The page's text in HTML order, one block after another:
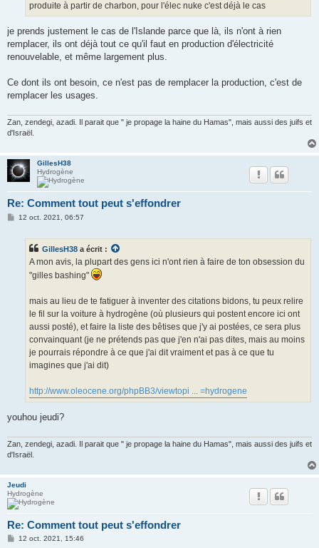
produite à partir de charbon, pour l'élec nuke c'est déjà le cas
je prends justement le cas de l'Islande parce que là, ils n'ont à rien
remplacer, ils ont déjà tout ce qu'il faut en production d'électricité
renouvelable, et même largement plus.
Ce dont ils ont besoin, ce n'est pas de remplacer la production, c'est de
remplacer les usages.
Zan, zendegi, azadi. Il parait que " je propage la haine du Hamas", mais aussi des juifs et
d'Israël.
GillesH38
Hydrogène
Re: Comment tout peut s'effondrer
M12 oct. 2021, 06:57
GillesH38 a écrit :
A mon avis, la plupart des gens ici n'ont rien à faire de ton obsession du
"gilles bashing"
mais au lieu de te fatiguer à inventer des citations bidons, tu peux relire
le fil sur la voiture à hydrogène (où plusieurs qui postent encore ici ont
aussi posté), et faire la liste des bêtises que j'y ai postées, ce sera plus
convainquant (je ne prétends pas que j'en n'ai pas dites, mais au moins
je pourrais répondre à ce que j'ai dit vraiment et pas à ce que tu
imagines que j'ai dit)
http://www.oleocene.org/phpBB3/viewtopi ... =hydrogene
youhou jeudi?
Zan, zendegi, azadi. Il parait que " je propage la haine du Hamas", mais aussi des juifs et
d'Israël.
Jeudi
Hydrogène
Re: Comment tout peut s'effondrer
M
12 oct. 2021, 15:46